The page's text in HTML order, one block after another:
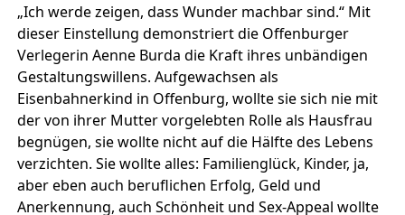
„Ich werde zeigen, dass Wunder machbar sind.“ Mit
dieser Einstellung demonstriert die Offenburger
Verlegerin Aenne Burda die Kraft ihres unbändigen
Gestaltungswillens. Aufgewachsen als
Eisenbahnerkind in Offenburg, wollte sie sich nie mit
der von ihrer Mutter vorgelebten Rolle als Hausfrau
begnügen, sie wollte nicht auf die Hälfte des Lebens
verzichten. Sie wollte alles: Familienglück, Kinder, ja,
aber eben auch beruflichen Erfolg, Geld und
Anerkennung, auch Schönheit und Sex-Appeal wollte